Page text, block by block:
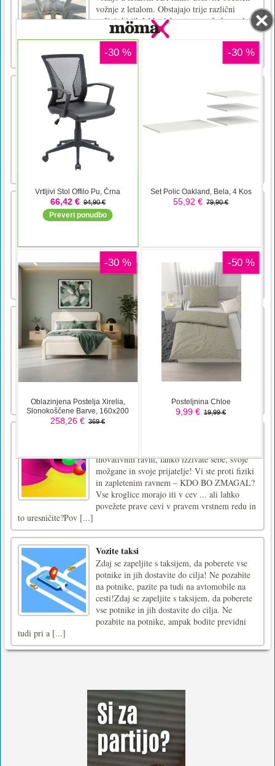
vožnje z letalom. Obstajajo trije različni
načini, ki jih lahko izberete na začetku, vzlet,
na nebu in pristanek. V drugačnem načinu
morate končati drugačno nalogo, veliko sreče
v tej igri!W [...]
MoneySeize
Izjava o omejitvi odgovornosti: Ta igra je zelo
težka.Sir Reginald MoneySeize II, Esq.
morate zbrati kovance za financiranje gradnje
najvišjega stolpa na svetu! Skočite po stopnjah
od preprostih do smešno težavnih v iskanju
vseh 1010 kovancev. Uporabite svoj skok,
dvojni skok, sk [...]
Tonball
Poskusite doseči cilj, preden zmanjka časa.
oddaljeno. Poskusite, da žogo prenesete skozi
lonec, tako da izračunate njegovo težo glede
na razdaljodesno - leva puščica ali tipke
oglasa, levi klik m [...]
Bear Hunter Shooting King
Vrnite se v divjino v najbolj vizualno
osupljivem simulatorju lova FPS v sistemu
Android! Potujte od pacifiškega severozahoda
Severne Amerike do savane v osrednji Afriki
na epskem popotovanju, da boste lovili
POPOLNOMA NOV KLUB HUNTS! Pridružite [...]
inovativnih ravni, lahko izzivate sebe, svoje
možgane in svoje prijatelje! Vi ste proti fiziki
in zapletenim ravnem – KDO BO ZMAGAL?
Vse kroglice morajo iti v cev ... ali lahko
povežete prave cevi v pravem vrstnem redu in
to uresničite?Pov [...]
Vozite taksi
Zdaj se zapeljite s taksijem, da poberete vse
potnike in jih dostavite do cilja! Ne pozabite
na potnike, pazite pa tudi na avtomobile na
cesti!Zdaj se zapeljite s taksijem, da poberete
vse potnike in jih dostavite do cilja. Ne
pozabite na potnike, ampak bodite previdni
tudi pri a [...]